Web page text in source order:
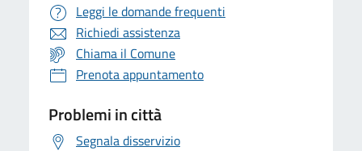
Leggi le domande frequenti
Richiedi assistenza
Chiama il Comune
Prenota appuntamento
Problemi in città
Segnala disservizio